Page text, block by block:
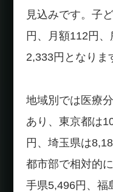
見込みです。子
円、月額112円
2,333円となりま
地域別では医療
あり、東京都は
円、埼玉県は
都市部で相対的
手県5,496円、福